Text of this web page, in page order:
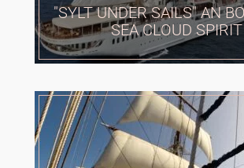
"SYLT UNDER SAILS" AN
SEA CLOUD SPIRIT